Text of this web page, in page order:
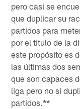
pero casi se
que duplicar su
partidos para
por el titulo de la
este propósito es
las últimas dos
que son capaces
liga pero no si
partidos.**